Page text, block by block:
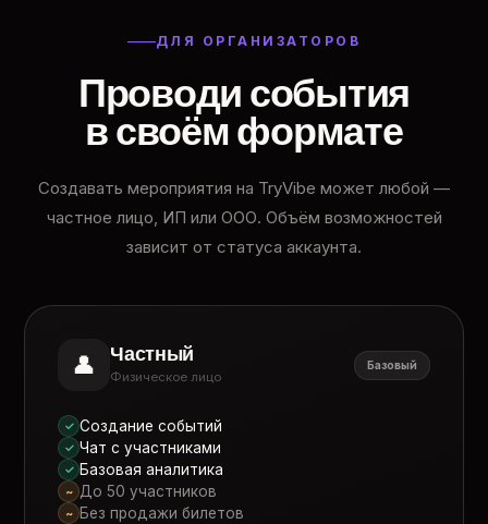
ДЛЯ ОРГАНИЗАТОРОВ
Проводи события
в своём формате
Создавать мероприятия на TryVibe может любой —
частное лицо, ИП или ООО. Объём возможностей
зависит от статуса аккаунта.
👤 Частный
Физическое лицо
Базовый
✓ Создание событий
✓ Чат с участниками
✓ Базовая аналитика
~ До 50 участников
~ Без продажи билетов